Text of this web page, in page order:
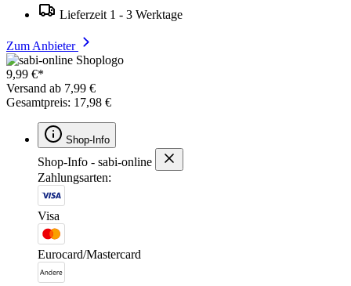
Lieferzeit 1 - 3 Werktage
Zum Anbieter
9,99 €*
Versand ab 7,99 €
Gesamtpreis: 17,98 €
Shop-Info
Shop-Info - sabi-online
Zahlungsarten:
Visa
Eurocard/Mastercard